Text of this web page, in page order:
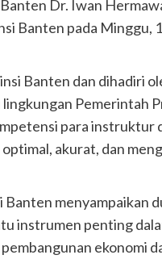
Dr. Iwan
Banten pada Minggu,
Banten dan dihadiri
Pemerintah
para instruktur
akurat, dan
menyampaikan
instrumen penting
ekonomi